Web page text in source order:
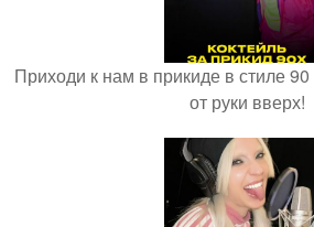
Приходи к нам в прикиде в стиле
от руки вверх!